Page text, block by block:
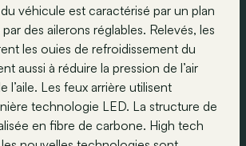
véhicule est caractérisé par un plan
des ailerons réglables. Relevés, les
les ouies de refroidissement du
aussi à réduire la pression de l’air
l’aile. Les feux arrière utilisent
technologie LED. La structure de
en fibre de carbone. High tech